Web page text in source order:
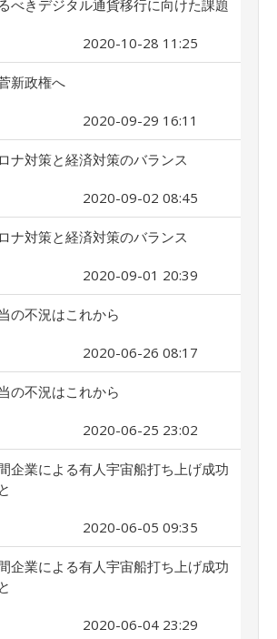
べきデジタル通貨移行に向けた課題
2020-10-28 11:25
新政権へ
2020-09-29 16:11
ナ対策と経済対策のバランス
2020-09-02 08:45
ナ対策と経済対策のバランス
2020-09-01 20:39
の不況はこれから
2020-06-26 08:17
の不況はこれから
2020-06-25 23:02
企業による有人宇宙船打ち上げ成功
2020-06-05 09:35
企業による有人宇宙船打ち上げ成功
2020-06-04 23:29